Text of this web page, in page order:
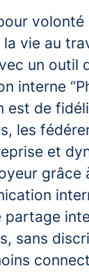
volonté
vie au
un outil
interne
est de
les
et
grâce
partage
sans